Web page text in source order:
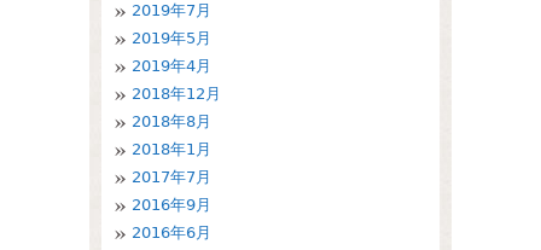
2019年7月
2019年5月
2019年4月
2018年12月
2018年8月
2018年1月
2017年7月
2016年9月
2016年6月